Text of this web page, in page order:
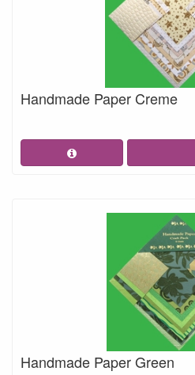
Handmade Paper Creme
Handmade Paper Green